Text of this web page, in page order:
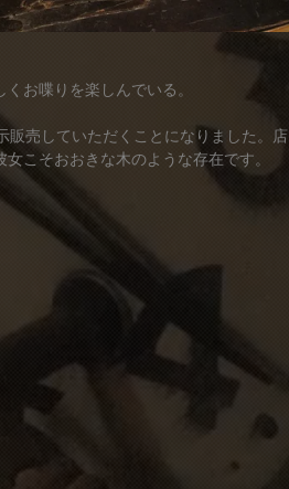
お喋りを楽しんでいる。
販売していただくことになりました。店
こそおおきな木のような存在です。